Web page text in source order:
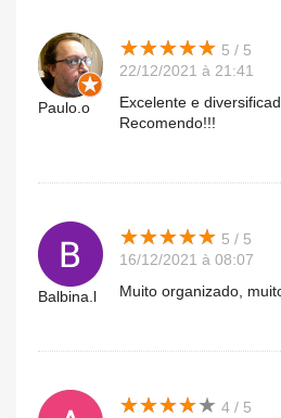
Paulo.o
★★★★★
★★★★★ 5 / 5
22/12/2021 à 21:41
Excelente e
Recomendo!!!
Balbina.l
★★★★★
★★★★★ 5 / 5
16/12/2021 à 08:07
Muito organizado,
★★★★★
★★★★★ 4 / 5